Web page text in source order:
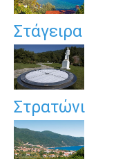
Στάγειρα
Στρατώνι